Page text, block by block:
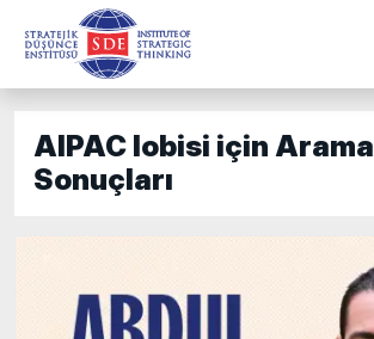
AIPAC lobisi için Arama
Sonuçları